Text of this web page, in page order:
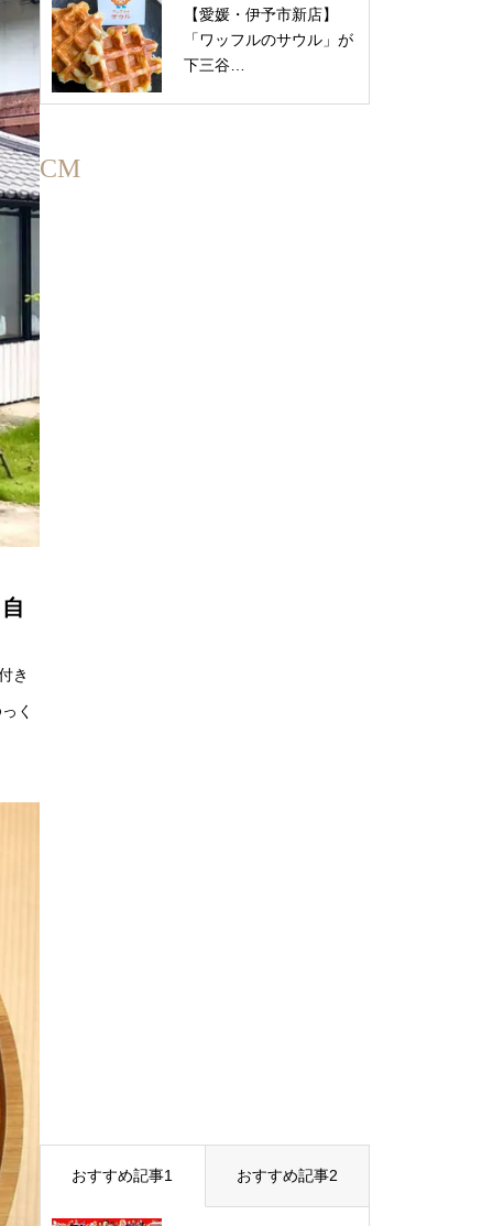
き
く
【愛媛・伊予市新店】
「ワッフルのサウル」が
下三谷…
CM
おすすめ記事1 おすすめ記事2